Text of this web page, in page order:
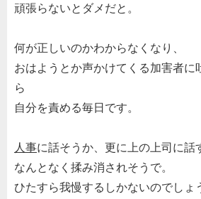
頑張らないとダメだと。
何が正しいのかわからなくなり、
おはようとか声かけてくる加害者に
ら
自分を責める毎日です。
人事に話そうか、更に上の上司に話
なんとなく揉み消されそうで。
ひたすら我慢するしかないのでしょ